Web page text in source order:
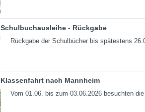
Schulbuchausleihe - Rückgabe
Rückgabe der Schulbücher bis spätestens
Klassenfahrt nach Mannheim
Vom 01.06. bis zum 03.06.2026 besuchten